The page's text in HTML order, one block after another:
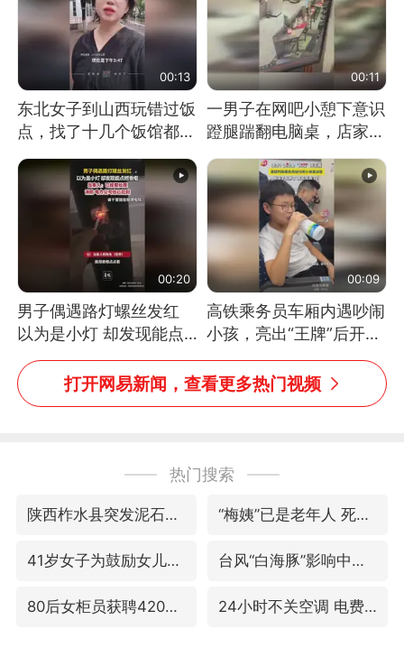
00:13
东北女子到山西玩错过饭
点，找了十几个饭馆都没
开门：午休到几点
00:11
一男子在网吧小憩下意识
蹬腿踹翻电脑桌，店家3
台显示器与机械臂损坏
00:20
男子偶遇路灯螺丝发红
以为是小灯 却发现能点
燃香烟 当事人：已报警
处理
00:09
高铁乘务员车厢内遇吵闹
小孩，亮出“王牌”后开启
一键静音
打开网易新闻，查看更多热门视频
热门搜索
陕西柞水县突发泥石流致1死2失联 “梅姨”已是老年人 死刑或适用受限
41岁女子为鼓励女儿考上985研究生 台风“白海豚”影响中国已成定局
80后女柜员获聘4200亿银行副行长 24小时不关空调 电费反而更低？